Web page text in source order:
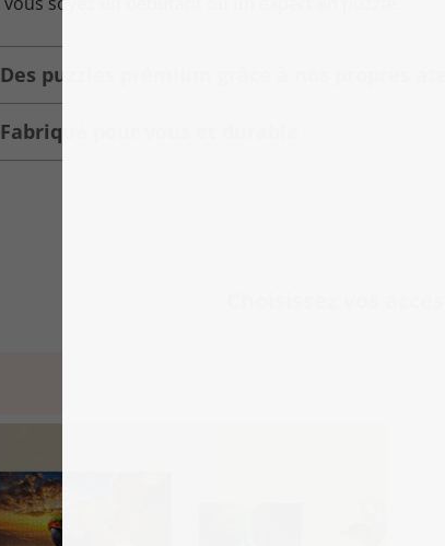
Des puzzles prémium grâce à nos propres
Fabriqué pour vous et durable